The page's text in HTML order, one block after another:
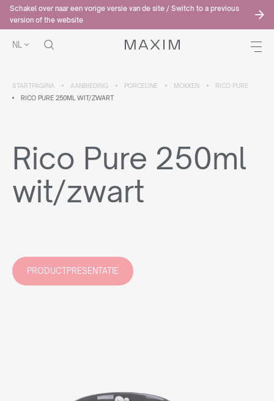
Schakel over naar een vorige versie van de site / Switch to a previous
version of the website
NL
STARTPAGINA AANBIEDING PORCELINE MOKKEN
RICO PURE
RICO PURE 250ML WIT/ZWART
Rico Pure 250ml
wit/zwart
PRODUCTPRESENTATIE